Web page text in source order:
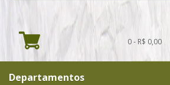
0 - R$ 0,00
Departamentos